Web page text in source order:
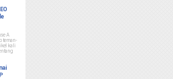
A
teman-
kali